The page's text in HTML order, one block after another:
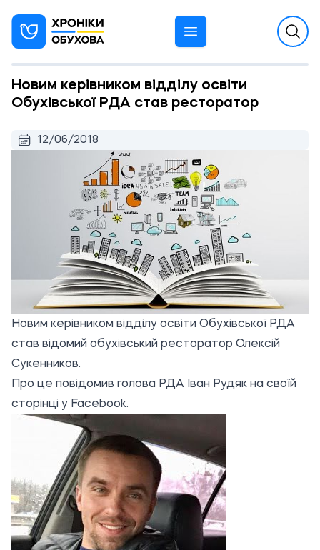
Новим керівником відділу освіти
Обухівської РДА став ресторатор
12/06/2018
Новим керівником відділу освіти Обухівської РДА
став відомий обухівський ресторатор Олексій
Сукенников.
Про це повідомив голова РДА Іван Рудяк на своїй
сторінці у Facebook.